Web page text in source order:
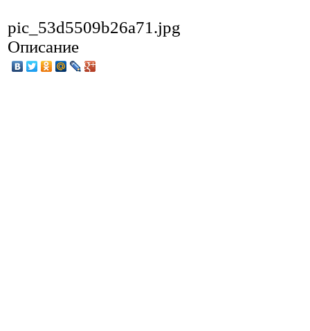
pic_53d5509b26a71.jpg
Описание